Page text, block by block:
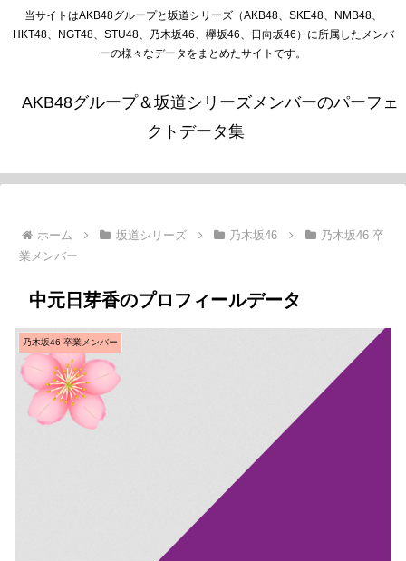
当サイトはAKB48グループと坂道シリーズ（AKB48、SKE48、NMB48、
HKT48、NGT48、STU48、乃木坂46、欅坂46、日向坂46）に所属したメンバ
ーの様々なデータをまとめたサイトです。
AKB48グループ＆坂道シリーズメンバーのパーフェ
クトデータ集
ホーム 坂道シリーズ 乃木坂46
乃木坂46 卒
業メンバー
中元日芽香のプロフィールデータ
乃木坂46 卒業メンバー